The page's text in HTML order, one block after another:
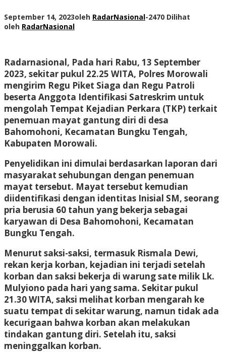
September 14, 2023oleh RadarNasional-2470 Dilihat
oleh RadarNasional
Radarnasional, Pada hari Rabu, 13 September
2023, sekitar pukul 22.25 WITA, Polres Morowali
mengirim Regu Piket Siaga dan Regu Patroli
beserta Anggota Identifikasi Satreskrim untuk
mengolah Tempat Kejadian Perkara (TKP) terkait
penemuan mayat gantung diri di desa
Bahomohoni, Kecamatan Bungku Tengah,
Kabupaten Morowali.
Penyelidikan ini dimulai berdasarkan laporan dari
masyarakat sehubungan dengan penemuan
mayat tersebut. Mayat tersebut kemudian
diidentifikasi dengan identitas Inisial SM, seorang
pria berusia 60 tahun yang bekerja sebagai
karyawan di Desa Bahomohoni, Kecamatan
Bungku Tengah.
Menurut saksi-saksi, termasuk Rismala Dewi,
rekan kerja korban, kejadian ini terjadi setelah
korban dan saksi bekerja di warung sate milik Lk.
Mulyiono pada hari yang sama. Sekitar pukul
21.30 WITA, saksi melihat korban mengarah ke
suatu tempat di sekitar warung, namun tidak ada
kecurigaan bahwa korban akan melakukan
tindakan gantung diri. Setelah itu, saksi
meninggalkan korban.